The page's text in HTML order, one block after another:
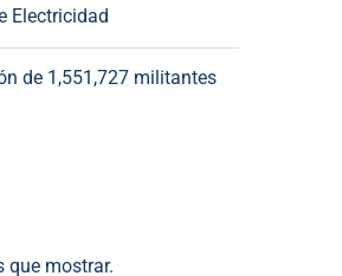
Electricidad
de 1,551,727 militantes
que mostrar.